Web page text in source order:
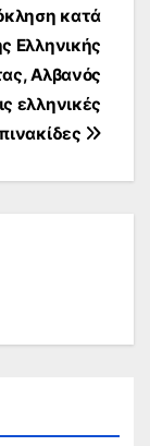
κατά
Ελληνικής
Αλβανός
ελληνικές
πινακίδες